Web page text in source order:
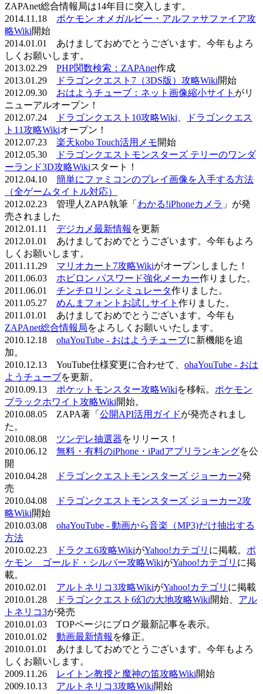
ZAPAnet総合情報局は14年目に突入します。
2014.11.18 ポケモン オメガルビー・アルファサファイア攻
略Wiki開始
2014.01.01 あけましておめでとうございます。今年もよろ
しくお願いします。
2013.02.29 PHP関数検索：ZAPAnet作成
2013.01.29
ドラゴンクエスト7（3DS版）攻略Wiki開始
2012.09.30 おはようチューブ：ネット画像縮小サイト がリ
ニューアルオープン！
2012.07.24
ドラゴンクエスト10攻略Wiki
ドラゴンクエス
ト11攻略Wikiオープン！
2012.07.23 楽天kobo Touch活用メモ開始
2012.05.30
ドラゴンクエストモンスターズ テリーのワンダ
ーランド3D攻略Wikiスタート！
2012.04.10 簡単にファミコンのプレイ画像を入手する方法
（全ゲームタイトル対応）
2012.02.23 管理人ZAPA執筆「 わかる!iPhoneカメラ 」が発
売されました
2012.01.11 デジカメ最新情報 を更新
2012.01.01 あけましておめでとうございます。今年もよろ
しくお願いします。
2011.11.29 マリオカート7攻略Wikiがオープンしました！
2011.06.03 ホビロン パスワード強化メーカー作りました。
2011.06.01 チンチロリン シミュレータ作りました。
2011.05.27 めんまフォントお試しサイト 作りました。
2011.01.01 あけましておめでとうございます。今年も
ZAPAnet総合情報局をよろしくお願いいたします。
2010.12.18 ohaYouTube - おはようチューブに新機能を追
加。
2010.12.13 YouTube仕様変更に合わせて、 ohaYouTube - おは
ようチューブを更新。
2010.09.13 ポケットモンスター攻略Wikiを移転。 ポケモン
ブラックホワイト攻略Wiki開始。
2010.08.05 ZAPA著「 公開API活用ガイドが発売されまし
た。
2010.08.08 ツンデレ抽選器をリリース！
2010.06.12 無料・有料のiPhone・iPadアプリランキングを公
開
2010.04.28
ドラゴンクエストモンスターズ ジョーカー2発
売
2010.04.08
ドラゴンクエストモンスターズ ジョーカー2攻
略Wiki開始
2010.03.08 ohaYouTube - 動画から音楽（MP3)だけ抽出する
方法
2010.02.23
ドラクエ6攻略WikiがYahoo!カテゴリ に掲載。 ポ
ケモン ゴールド・シルバー攻略WikiがYahoo!カテゴリ に掲
載。
2010.02.01 アルトネリコ3攻略WikiがYahoo!カテゴリ に掲載
2010.01.28
ドラゴンクエスト6幻の大地攻略Wiki開始、 アル
トネリコ3が発売
2010.01.03 TOPページにブログ最新記事を表示。
2010.01.02 動画最新情報 を修正。
2010.01.01 あけましておめでとうございます。今年もよろ
しくお願いします。
2009.11.26
レイトン教授と魔神の笛攻略Wiki開始
2009.10.13 アルトネリコ3攻略Wiki開始